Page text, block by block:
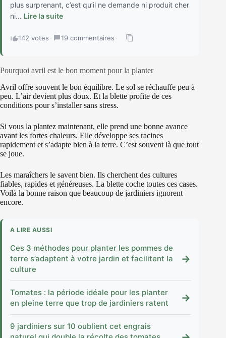
plus surprenant, c’est qu’il ne demande ni produit cher
ni... Lire la suite
142 votes · 19 commentaires ·
Pourquoi avril est le bon moment pour la planter
Avril offre souvent le bon équilibre. Le sol se réchauffe peu à
peu. L’air devient plus doux. Et la blette profite de ces
conditions pour s’installer sans stress.
Si vous la plantez maintenant, elle prend une bonne avance
avant les fortes chaleurs. Elle développe ses racines
rapidement et s’adapte bien à la terre. C’est souvent là que tout
se joue.
Les maraîchers le savent bien. Ils cherchent des cultures
fiables, rapides et généreuses. La blette coche toutes ces cases.
Voilà la bonne raison que beaucoup de jardiniers ignorent
encore.
A LIRE AUSSI
Ces 3 méthodes pour planter les pommes de
terre s’adaptent à votre jardin et facilitent la
culture
→
Tomates : la période idéale pour les planter
en pleine terre que trop de jardiniers ratent
→
9 jardiniers sur 10 oublient cet engrais